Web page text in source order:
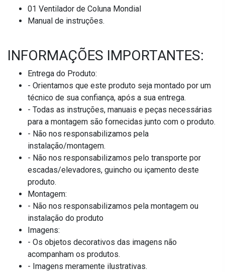
01 Ventilador de Coluna Mondial
Manual de instruções.
INFORMAÇÕES IMPORTANTES:
Entrega do Produto:
- Orientamos que este produto seja montado por um
técnico de sua confiança, após a sua entrega.
- Todas as instruções, manuais e peças necessárias
para a montagem são fornecidas junto com o produto.
- Não nos responsabilizamos pela
instalação/montagem.
- Não nos responsabilizamos pelo transporte por
escadas/elevadores, guincho ou içamento deste
produto.
Montagem:
- Não nos responsabilizamos pela montagem ou
instalação do produto
Imagens:
- Os objetos decorativos das imagens não
acompanham os produtos.
- Imagens meramente ilustrativas.